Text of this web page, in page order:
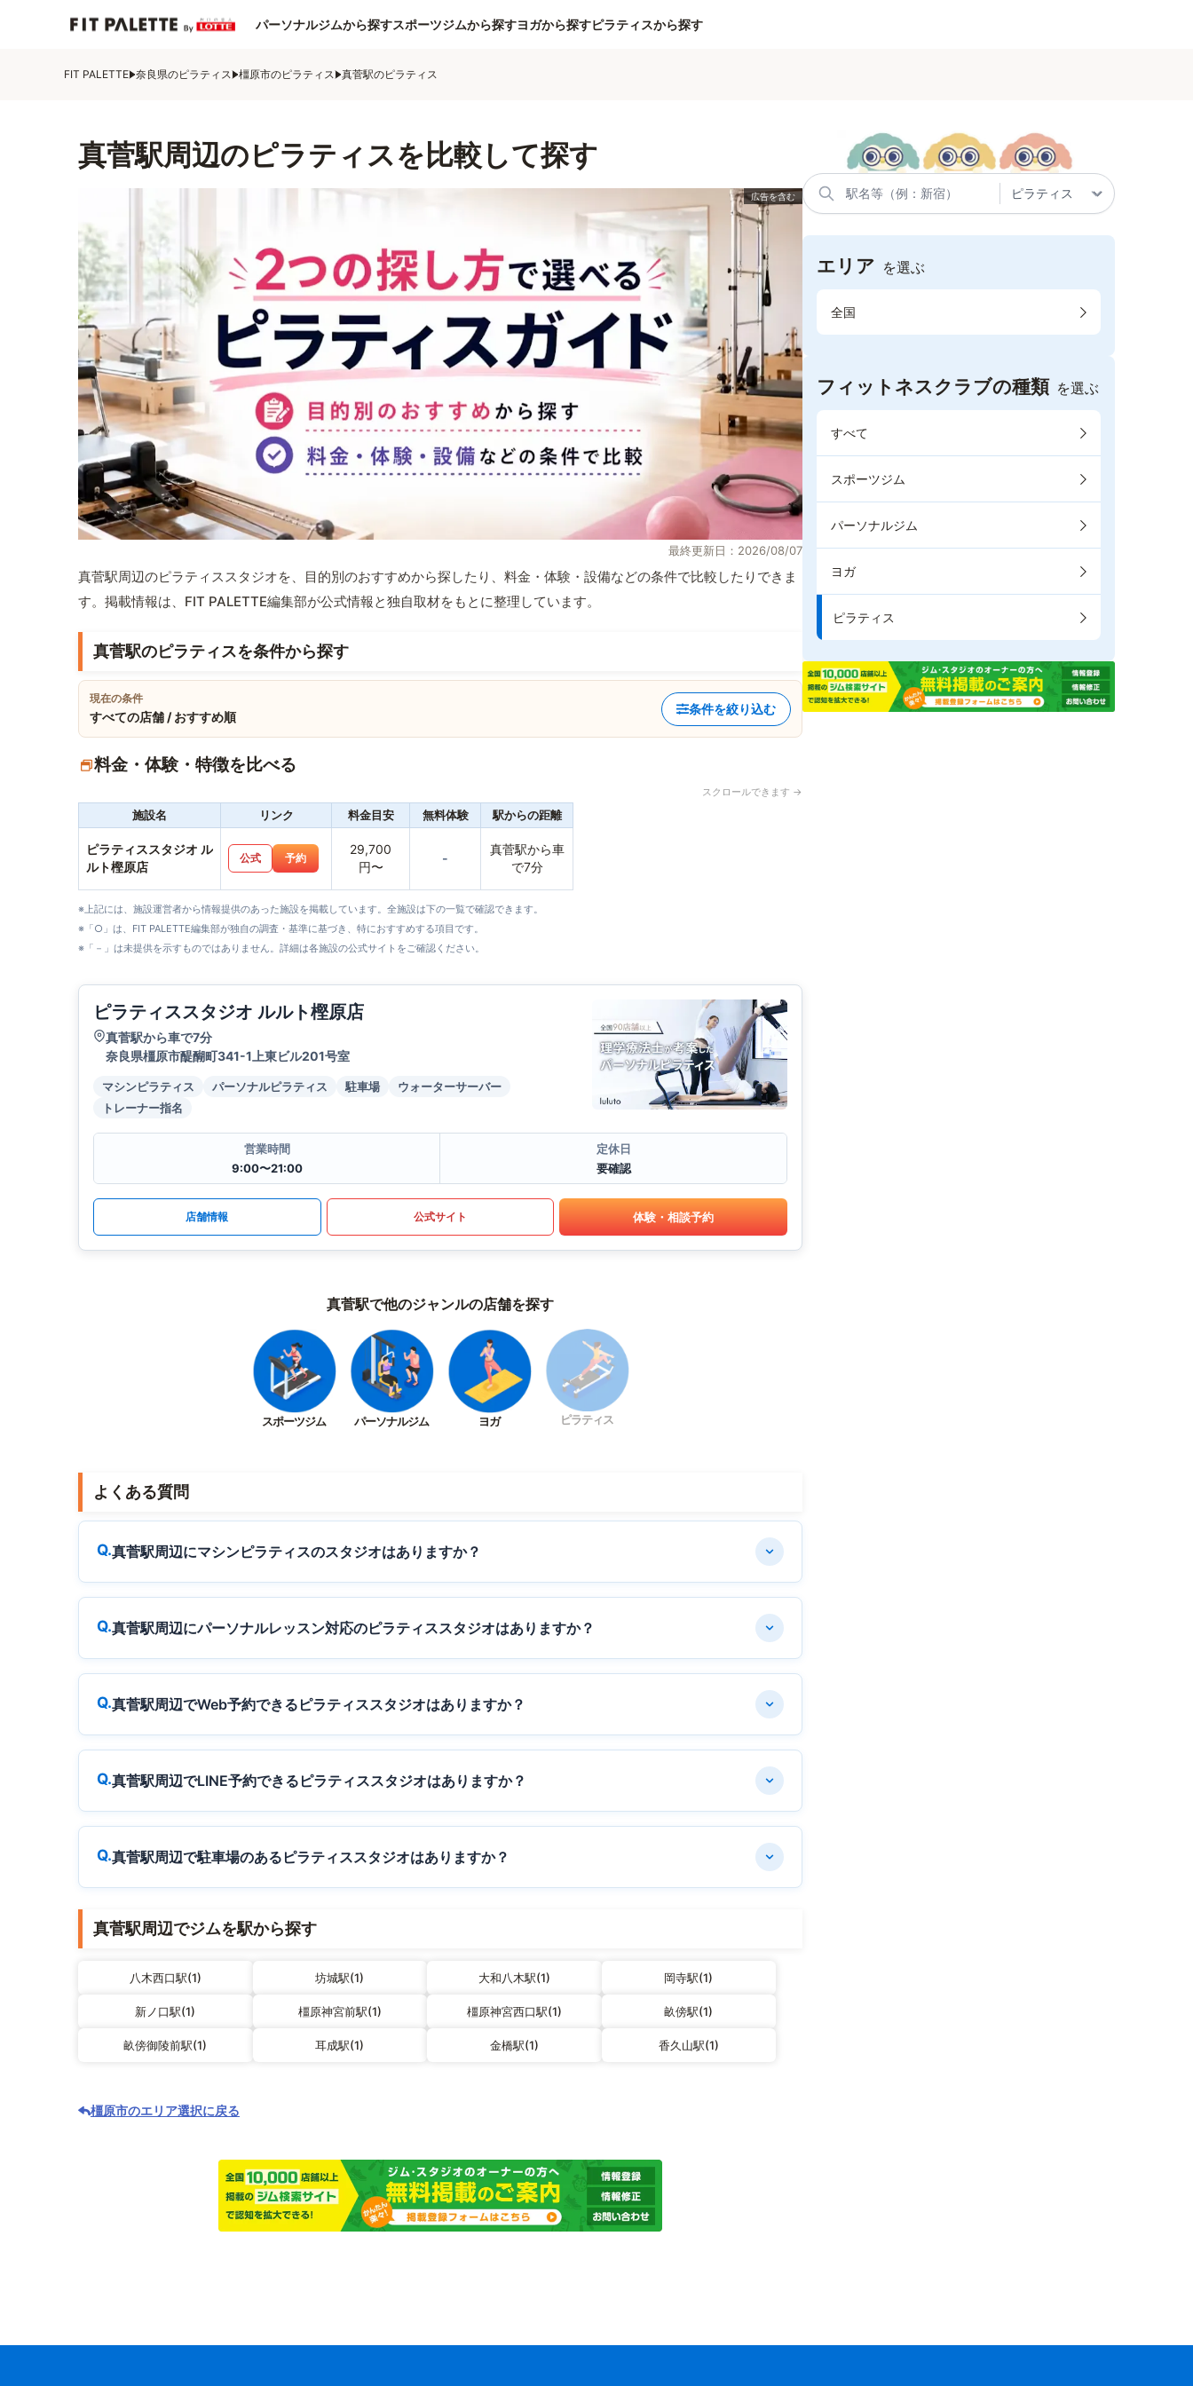
パーソナルジムから探すスポーツジムから探すヨガから探すピラティスから探す
FIT PALETTE 奈良県のピラティス 橿原市のピラティス 真菅駅のピラティス
真菅駅周辺のピラティスを比較して探す
最終更新日：2026/08/07
真菅駅周辺のピラティススタジオを、目的別のおすすめから探したり、料金・体験・設備などの条件で比較したりできま
す。掲載情報は、FIT PALETTE編集部が公式情報と独自取材をもとに整理しています。
真菅駅のピラティスを条件から探す
現在の条件
すべての店舗 / おすすめ順
条件を絞り込む
料金・体験・特徴を比べる
スクロールできます →
施設名 リンク 料金目安 無料体験 駅からの距離
ピラティススタジオ ル
ルト樫原店
公式 予約
29,700
円〜
-
真菅駅から車
で7分
※上記には、施設運営者から情報提供のあった施設を掲載しています。全施設は下の一覧で確認できます。
※「○」は、FIT PALETTE編集部が独自の調査・基準に基づき、特におすすめする項目です。
※「－」は未提供を示すものではありません。詳細は各施設の公式サイトをご確認ください。
ピラティススタジオ ルルト樫原店
真菅駅から車で7分
奈良県橿原市醍醐町341-1上東ビル201号室
マシンピラティス パーソナルピラティス 駐車場
ウォーターサーバー
トレーナー指名
営業時間
9:00〜21:00
定休日
要確認
店舗情報 公式サイト 体験・相談予約
真菅駅で他のジャンルの店舗を探す
スポーツジム パーソナルジム ヨガ ピラティス
よくある質問
真菅駅周辺にマシンピラティスのスタジオはありますか？
真菅駅周辺にパーソナルレッスン対応のピラティススタジオはありますか？
真菅駅周辺でWeb予約できるピラティススタジオはありますか？
真菅駅周辺でLINE予約できるピラティススタジオはありますか？
真菅駅周辺で駐車場のあるピラティススタジオはありますか？
真菅駅周辺でジムを駅から探す
八木西口駅(1) 坊城駅(1) 大和八木駅(1) 岡寺駅(1)
新ノ口駅(1) 橿原神宮前駅(1) 橿原神宮西口駅(1) 畝傍駅(1)
畝傍御陵前駅(1) 耳成駅(1) 金橋駅(1) 香久山駅(1)
橿原市のエリア選択に戻る
エリア を選ぶ
全国
フィットネスクラブの種類 を選ぶ
すべて
スポーツジム
パーソナルジム
ヨガ
ピラティス